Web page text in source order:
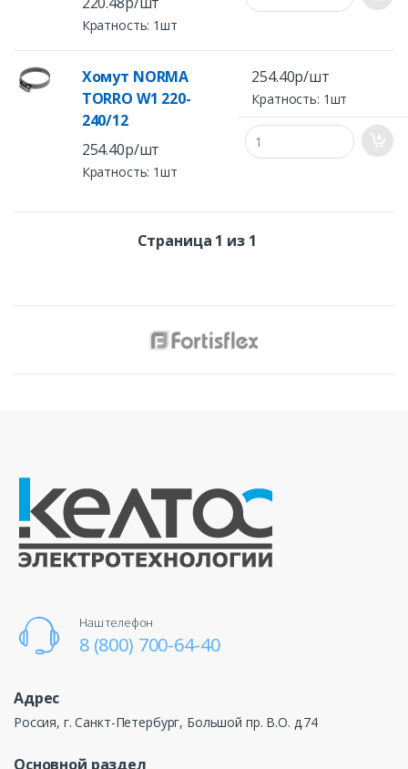
Кратность: 1шт
Хомут NORMA
TORRO W1 220-
240/12
254.40р/шт
Кратность: 1шт
254.40р/шт
Кратность: 1шт
Страница 1 из 1
Наш телефон
8 (800) 700-64-40
Адрес
Россия, г. Санкт-Петербург, Большой пр. В.О. д.74
Основной раздел